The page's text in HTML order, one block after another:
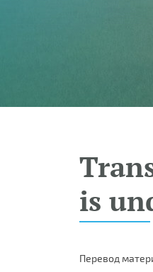
is
Перевод